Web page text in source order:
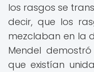
los rasgos se
decir, que los
mezclaban en la
Mendel
que existían